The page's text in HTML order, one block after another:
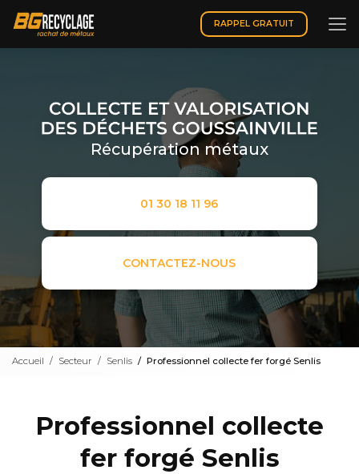
contenu
principal
RAPPEL GRATUIT
Récupération métaux
01 30 18 11 96
CONTACTEZ-NOUS
Accueil Secteur Senlis Professionnel collecte fer forgé Senlis
Professionnel collecte
fer forgé Senlis